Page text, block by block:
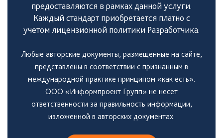
предоставляются в рамках данной услуги.
Каждый стандарт приобретается платно с
учетом лицензионной политики Разработчика.
Любые авторские документы, размещенные на сайте,
представлены в соответствии с признанным в
международной практике принципом «как есть».
ООО «Информпроект Групп» не несет
ответственности за правильность информации,
изложенной в авторских документах.